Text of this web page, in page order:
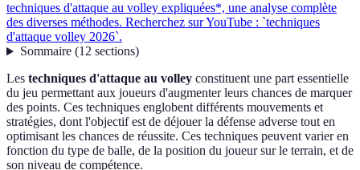
techniques d'attaque au volley expliquées*, une analyse complète
des diverses méthodes. Recherchez sur YouTube : `techniques
d'attaque volley 2026`.
Sommaire(12 sections)
Les techniques d'attaque au volley constituent une part essentielle
du jeu permettant aux joueurs d'augmenter leurs chances de marquer
des points. Ces techniques englobent différents mouvements et
stratégies, dont l'objectif est de déjouer la défense adverse tout en
optimisant les chances de réussite. Ces techniques peuvent varier en
fonction du type de balle, de la position du joueur sur le terrain, et de
son niveau de compétence.